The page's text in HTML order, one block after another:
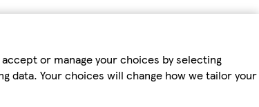
or manage your choices by selecting
data. Your choices will change how we tailor your